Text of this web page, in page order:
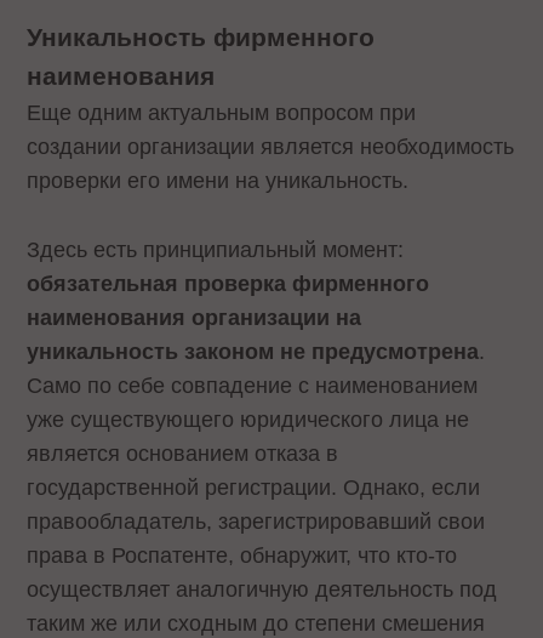
Уникальность фирменного
наименования
Еще одним актуальным вопросом при
создании организации является необходимость
проверки его имени на уникальность.
Здесь есть принципиальный момент:
обязательная проверка фирменного
наименования организации на
уникальность законом не предусмотрена.
Само по себе совпадение с наименованием
уже существующего юридического лица не
является основанием отказа в
государственной регистрации. Однако, если
правообладатель, зарегистрировавший свои
права в Роспатенте, обнаружит, что кто-то
осуществляет аналогичную деятельность под
таким же или сходным до степени смешения